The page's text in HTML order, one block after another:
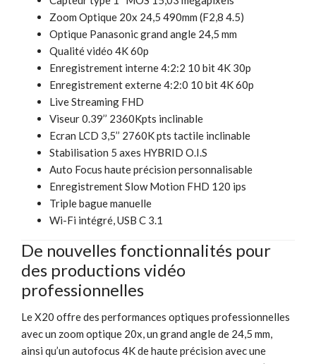
Zoom Optique 20x 24,5 490mm (F2,8 4.5)
Optique Panasonic grand angle 24,5 mm
Qualité vidéo 4K 60p
Enregistrement interne 4:2:2 10 bit 4K 30p
Enregistrement externe 4:2:0 10 bit 4K 60p
Live Streaming FHD
Viseur 0.39’’ 2360Kpts inclinable
Ecran LCD 3,5’’ 2760K pts tactile inclinable
Stabilisation 5 axes HYBRID O.I.S
Auto Focus haute précision personnalisable
Enregistrement Slow Motion FHD 120 ips
Triple bague manuelle
Wi-Fi intégré, USB C 3.1
De nouvelles fonctionnalités pour
des productions vidéo
professionnelles
Le X20 offre des performances optiques professionnelles
avec un zoom optique 20x, un grand angle de 24,5 mm,
ainsi qu’un autofocus 4K de haute précision avec une